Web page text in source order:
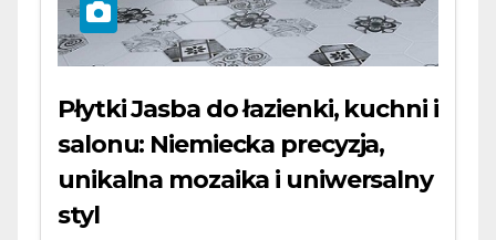
Płytki Jasba do łazienki, kuchni i
salonu: Niemiecka precyzja,
unikalna mozaika i uniwersalny
styl